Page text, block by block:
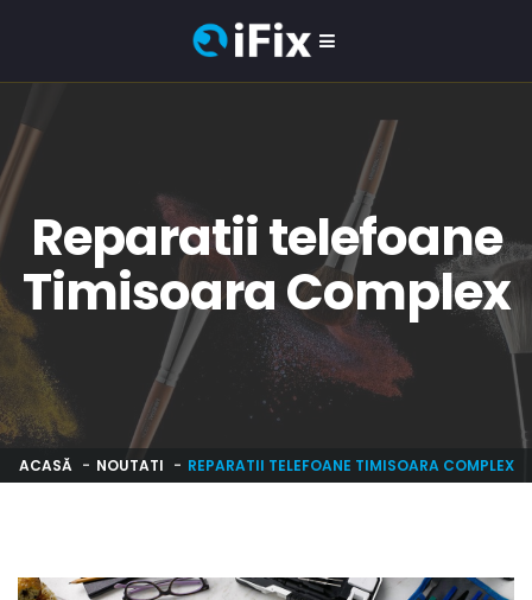
Reparatii telefoane
Timisoara Complex
ACASĂ NOUTATI REPARATII TELEFOANE TIMISOARA COMPLEX